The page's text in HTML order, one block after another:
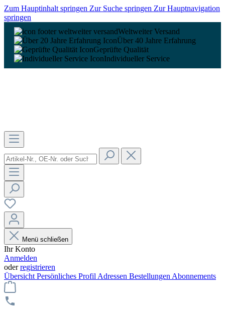
Zum Hauptinhalt springen Zur Suche springen Zur Hauptnavigation
springen
Weltweiter Versand
Über 40 Jahre Erfahrung
Geprüfte Qualität
Individueller Service
Menü schließen
Ihr Konto
Anmelden
oderregistrieren
Übersicht Persönliches Profil Adressen Bestellungen Abonnements